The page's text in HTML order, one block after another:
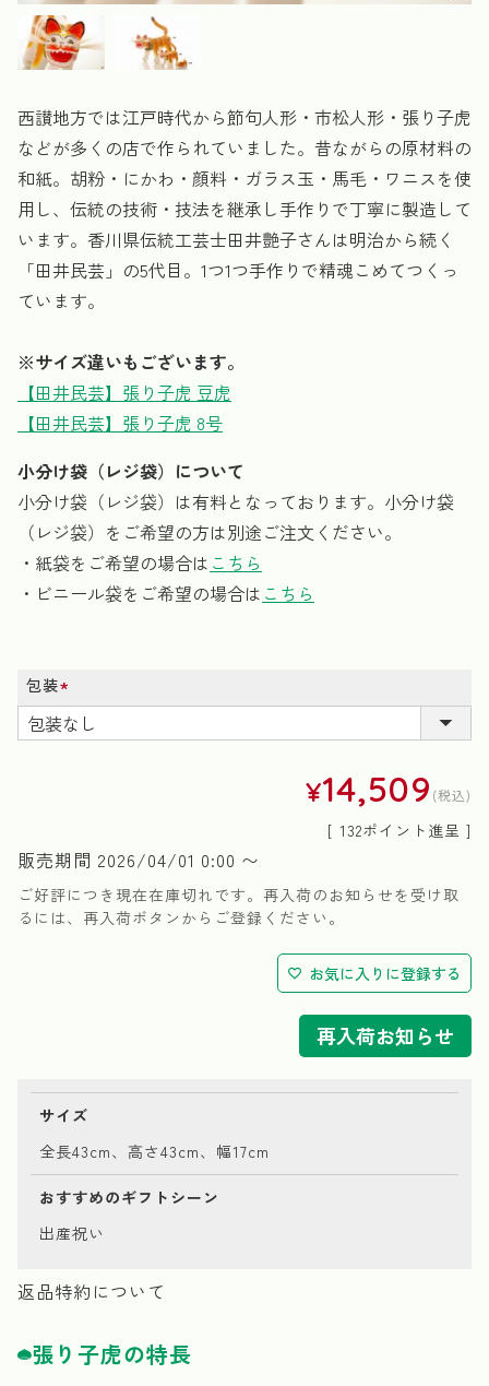
西讃地方では江戸時代から節句人形・市松人形・張り子虎
などが多くの店で作られていました。昔ながらの原材料の
和紙。胡粉・にかわ・顔料・ガラス玉・馬毛・ワニスを使
用し、伝統の技術・技法を継承し手作りで丁寧に製造して
います。香川県伝統工芸士田井艶子さんは明治から続く
「田井民芸」の5代目。1つ1つ手作りで精魂こめてつくっ
ています。
※サイズ違いもございます。
【田井民芸】張り子虎 豆虎
【田井民芸】張り子虎 8号
小分け袋（レジ袋）について
小分け袋（レジ袋）は有料となっております。小分け袋
（レジ袋）をご希望の方は別途ご注文ください。
・紙袋をご希望の場合は こちら
・ビニール袋をご希望の場合は こちら
包装
(必
須)
¥14,509 税込
[ 132ポイント進呈 ]
販売期間 2026/04/01 0:00 〜
ご好評につき現在在庫切れです。再入荷のお知らせを受け取
るには、再入荷ボタンからご登録ください。
お気に入りに登録する
再入荷お知らせ
サイズ
全長43cm、高さ43cm、幅17cm
おすすめのギフトシーン
出産祝い
返品特約について
張り子虎の特長